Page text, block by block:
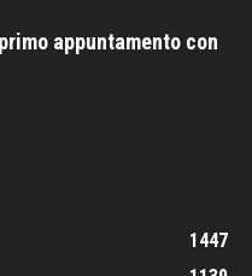
appuntamento con
1447